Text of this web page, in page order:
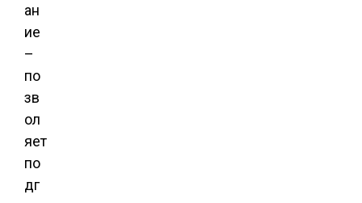
ан
ие
–
по
зв
ол
яет
по
дг